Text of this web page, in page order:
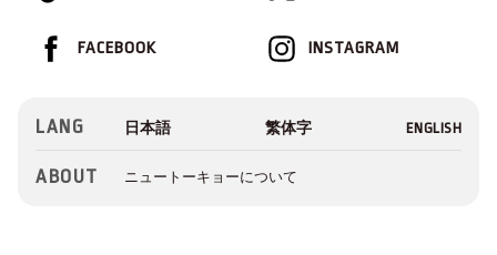
INSTAGRAM
FACEBOOK
LANG
ABOUT ニュートーキョーについて